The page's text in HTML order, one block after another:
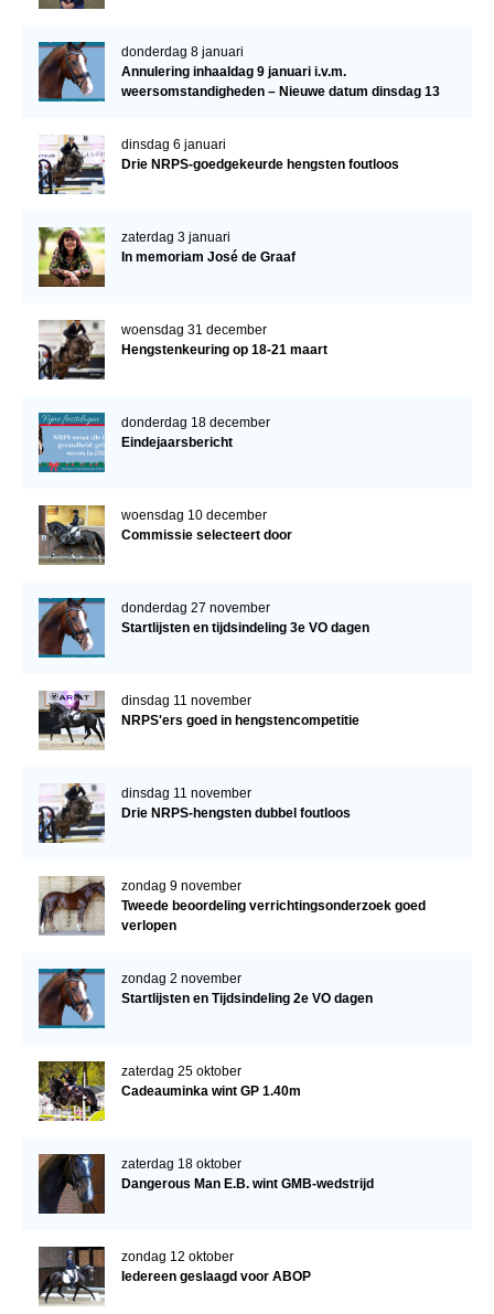
donderdag 8 januari
Annulering inhaaldag 9 januari i.v.m.
weersomstandigheden – Nieuwe datum dinsdag 13
dinsdag 6 januari
Drie NRPS-goedgekeurde hengsten foutloos
zaterdag 3 januari
In memoriam José de Graaf
woensdag 31 december
Hengstenkeuring op 18-21 maart
donderdag 18 december
Eindejaarsbericht
woensdag 10 december
Commissie selecteert door
donderdag 27 november
Startlijsten en tijdsindeling 3e VO dagen
dinsdag 11 november
NRPS'ers goed in hengstencompetitie
dinsdag 11 november
Drie NRPS-hengsten dubbel foutloos
zondag 9 november
Tweede beoordeling verrichtingsonderzoek goed
verlopen
zondag 2 november
Startlijsten en Tijdsindeling 2e VO dagen
zaterdag 25 oktober
Cadeauminka wint GP 1.40m
zaterdag 18 oktober
Dangerous Man E.B. wint GMB-wedstrijd
zondag 12 oktober
Iedereen geslaagd voor ABOP